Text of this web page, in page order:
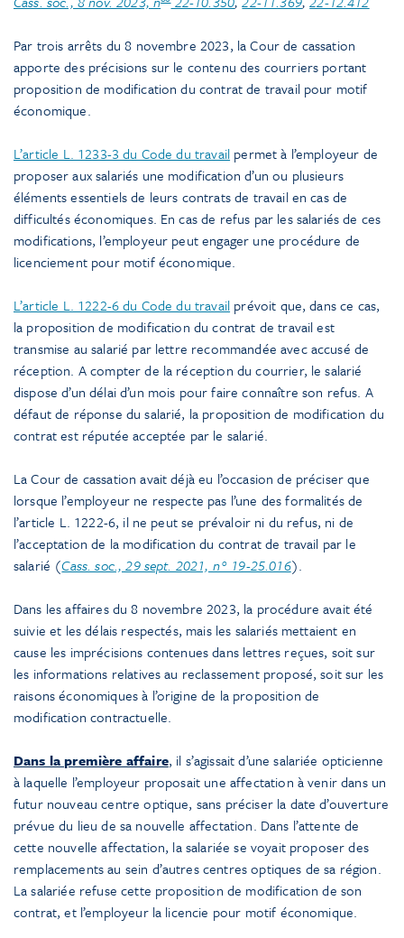
Par trois arrêts du 8 novembre 2023, la Cour de cassation
apporte des précisions sur le contenu des courriers portant
proposition de modification du contrat de travail pour motif
économique.
L’article L. 1233-3 du Code du travail permet à l’employeur de
proposer aux salariés une modification d’un ou plusieurs
éléments essentiels de leurs contrats de travail en cas de
difficultés économiques. En cas de refus par les salariés de ces
modifications, l’employeur peut engager une procédure de
licenciement pour motif économique.
L’article L. 1222-6 du Code du travail prévoit que, dans ce cas,
la proposition de modification du contrat de travail est
transmise au salarié par lettre recommandée avec accusé de
réception. A compter de la réception du courrier, le salarié
dispose d’un délai d’un mois pour faire connaître son refus. A
défaut de réponse du salarié, la proposition de modification du
contrat est réputée acceptée par le salarié.
La Cour de cassation avait déjà eu l’occasion de préciser que
lorsque l’employeur ne respecte pas l’une des formalités de
l’article L. 1222-6, il ne peut se prévaloir ni du refus, ni de
l’acceptation de la modification du contrat de travail par le
salarié (Cass. soc., 29 sept. 2021, n° 19-25.016).
Dans les affaires du 8 novembre 2023, la procédure avait été
suivie et les délais respectés, mais les salariés mettaient en
cause les imprécisions contenues dans lettres reçues, soit sur
les informations relatives au reclassement proposé, soit sur les
raisons économiques à l’origine de la proposition de
modification contractuelle.
Dans la première affaire, il s’agissait d’une salariée opticienne
à laquelle l’employeur proposait une affectation à venir dans un
futur nouveau centre optique, sans préciser la date d’ouverture
prévue du lieu de sa nouvelle affectation. Dans l’attente de
cette nouvelle affectation, la salariée se voyait proposer des
remplacements au sein d’autres centres optiques de sa région.
La salariée refuse cette proposition de modification de son
contrat, et l’employeur la licencie pour motif économique.